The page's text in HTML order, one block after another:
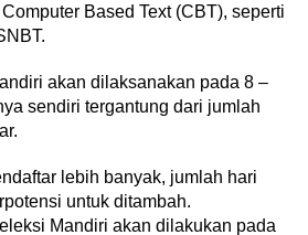
Based Text (CBT), seperti
akan dilaksanakan pada 8 –
sendiri tergantung dari jumlah
lebih banyak, jumlah hari
untuk ditambah.
Mandiri akan dilakukan pada